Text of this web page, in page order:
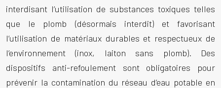
interdisant l’utilisation de substances toxiques telles
que le plomb (désormais interdit) et favorisant
l’utilisation de matériaux durables et respectueux de
l’environnement (inox, laiton sans plomb). Des
dispositifs anti-refoulement sont obligatoires pour
prévenir la contamination du réseau d’eau potable en